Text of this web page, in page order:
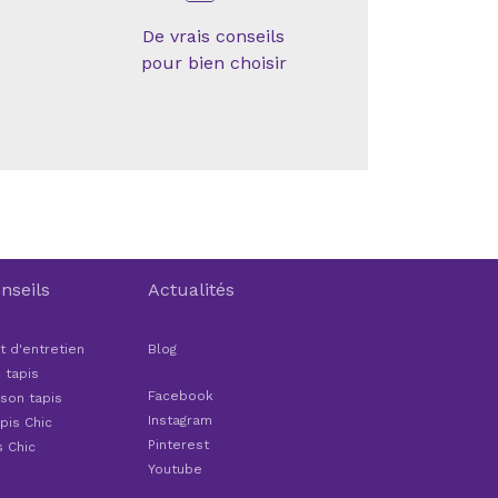
De vrais conseils
pour bien choisir
d'entretien
tapis
tapis
Chic
Chic
Actualités
Blog
Facebook
Instagram
Pinterest
Youtube